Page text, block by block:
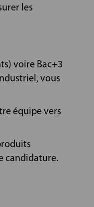
les
voire Bac+3
vous
équipe vers
candidature.